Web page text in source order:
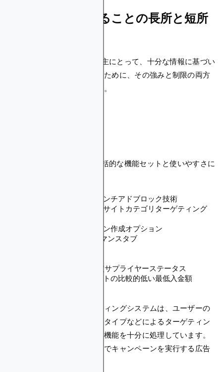
AdCashを使用することの長所と短所
AdCashを検討している広告主にとって、十分な情報に基づい
たキャンペーンの決定を行うために、その強みと制限の両方
を理解することが不可欠です。
AdCashの最大の魅力は、包括的な機能セットと使いやすさに
ブロッカーを回避するアンチアドブロック技術
ユーザーの興味とウェブサイトカテゴリターゲティング
エクスプレスキャンペーン作成オプション
ROAS指標付きパフォーマンスタブ
Google Ad Manager認定サプライヤーステータス
セルフサービスアカウントの比較的低い最低入金額
プラットフォームのターゲティングシステムは、ユーザーの
興味、地理的位置、デバイスタイプなどによるターゲティン
グを可能にし、中核的な基本機能を十分に処理しています。
これにより、様々な主流業界でキャンペーンを実行する広告